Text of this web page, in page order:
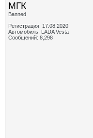
МГК
Banned
Регистрация: 17.08.2020
Автомобиль: LADA Vesta
Сообщений: 8,298